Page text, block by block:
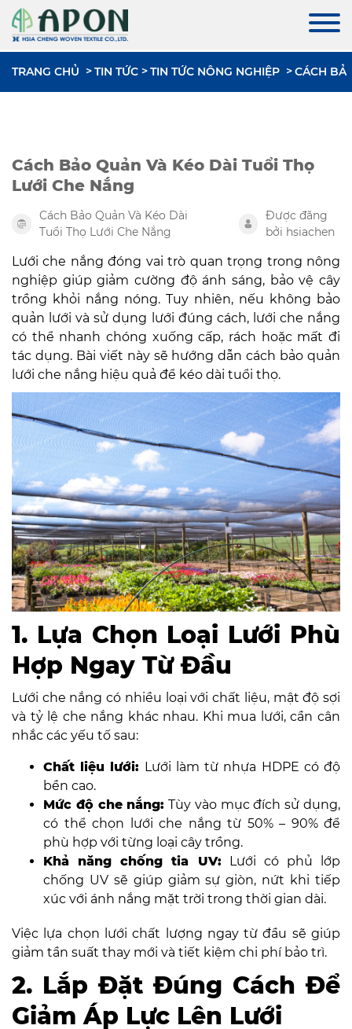
TRANG CHỦ TIN TỨC TIN TỨC NÔNG NGHIỆP CÁCH
Cách Bảo Quản Và Kéo Dài Tuổi Thọ
Lưới Che Nắng
Cách Bảo Quản Và Kéo Dài
Tuổi Thọ Lưới Che Nắng
Được đăng
bởi hsiachen
Lưới che nắng đóng vai trò quan trọng trong nông
nghiệp giúp giảm cường độ ánh sáng, bảo vệ cây
trồng khỏi nắng nóng. Tuy nhiên, nếu không bảo
quản lưới và sử dụng lưới đúng cách, lưới che nắng
có thể nhanh chóng xuống cấp, rách hoặc mất đi
tác dụng. Bài viết này sẽ hướng dẫn cách bảo quản
lưới che nắng hiệu quả để kéo dài tuổi thọ.
1. Lựa Chọn Loại Lưới Phù
Hợp Ngay Từ Đầu
Lưới che nắng có nhiều loại với chất liệu, mật độ sợi
và tỷ lệ che nắng khác nhau. Khi mua lưới, cần cân
nhắc các yếu tố sau:
Chất liệu lưới: Lưới làm từ nhựa HDPE có độ
bền cao.
Mức độ che nắng: Tùy vào mục đích sử dụng,
có thể chọn lưới che nắng từ 50% – 90% để
phù hợp với từng loại cây trồng.
Khả năng chống tia UV: Lưới có phủ lớp
chống UV sẽ giúp giảm sự giòn, nứt khi tiếp
xúc với ánh nắng mặt trời trong thời gian dài.
Việc lựa chọn lưới chất lượng ngay từ đầu sẽ giúp
giảm tần suất thay mới và tiết kiệm chi phí bảo trì.
2. Lắp Đặt Đúng Cách Để
Giảm Áp Lực Lên Lưới